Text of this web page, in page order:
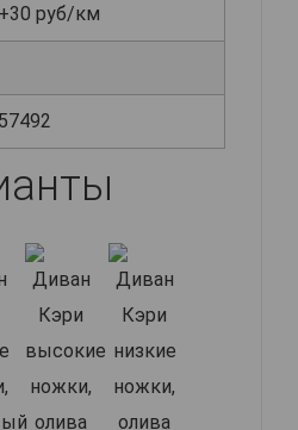
+30 руб/км
57492